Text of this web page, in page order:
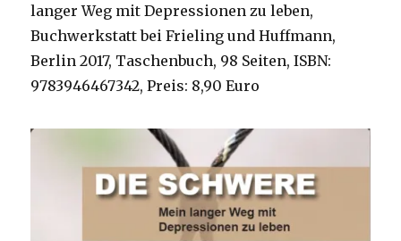
langer Weg mit Depressionen zu leben,
Buchwerkstatt bei Frieling und Huffmann,
Berlin 2017, Taschenbuch, 98 Seiten, ISBN:
9783946467342, Preis: 8,90 Euro